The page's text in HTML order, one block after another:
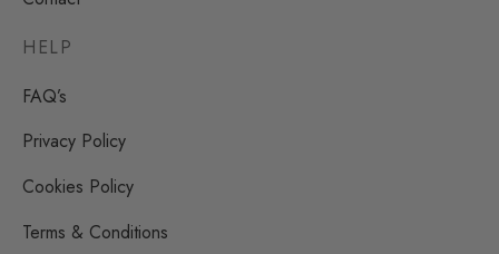
HELP
FAQ’s
Privacy Policy
Cookies Policy
Terms & Conditions